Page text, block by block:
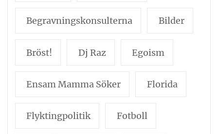
Begravningskonsulterna Bilder
Bröst! Dj Raz Egoism
Ensam Mamma Söker Florida
Flyktingpolitik Fotboll